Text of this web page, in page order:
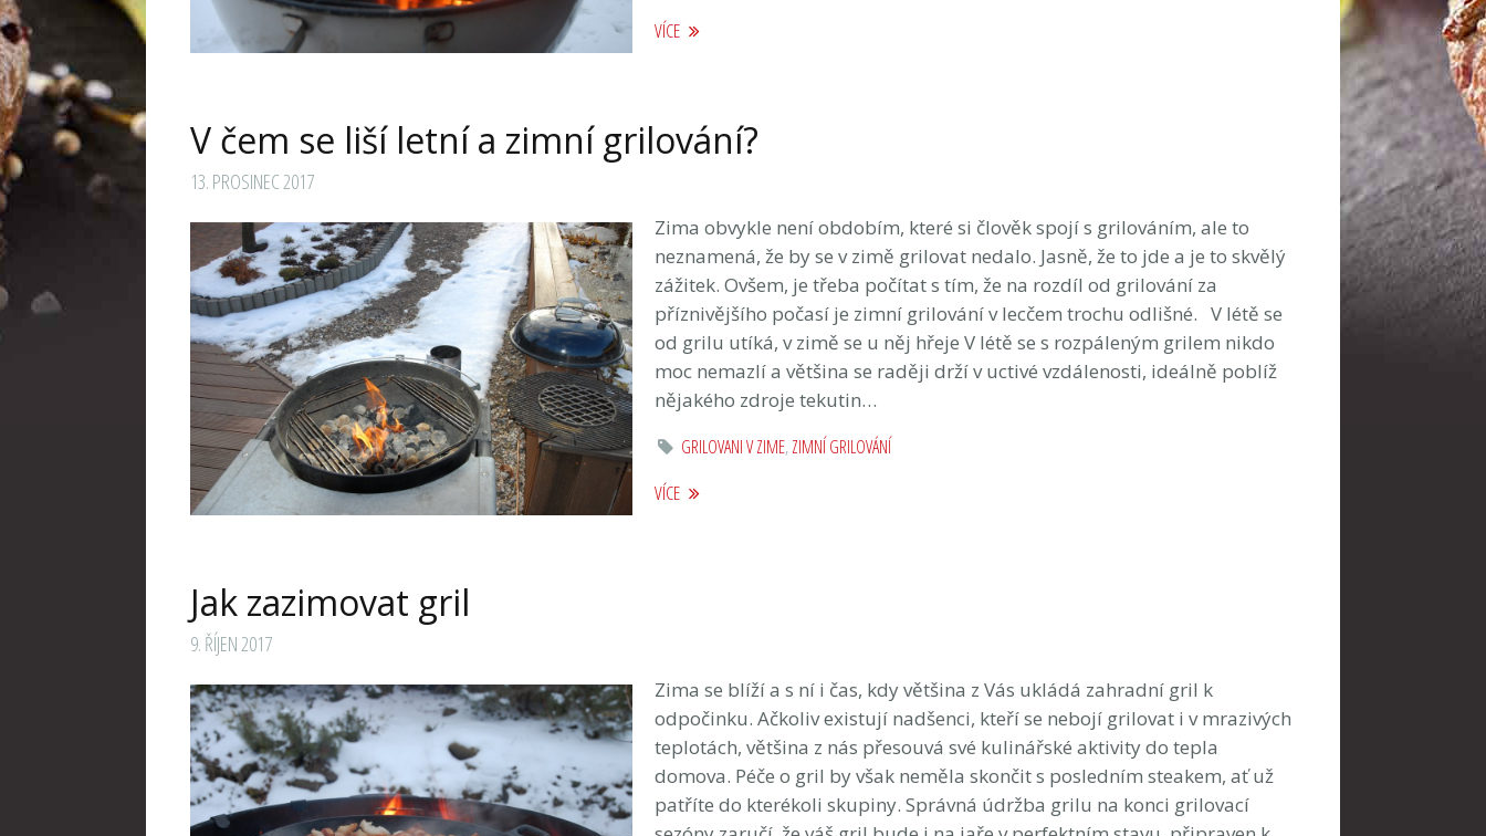
VÍCE
V čem se liší letní a zimní grilování?
13. PROSINEC 2017
Zima obvykle není obdobím, které si člověk spojí s grilováním, ale to
neznamená, že by se v zimě grilovat nedalo. Jasně, že to jde a je to skvělý
zážitek. Ovšem, je třeba počítat s tím, že na rozdíl od grilování za
příznivějšího počasí je zimní grilování v lecčem trochu odlišné. V létě se
od grilu utíká, v zimě se u něj hřeje V létě se s rozpáleným grilem nikdo
moc nemazlí a většina se raději drží v uctivé vzdálenosti, ideálně poblíž
nějakého zdroje tekutin…
GRILOVANI V ZIME,ZIMNÍ GRILOVÁNÍ
VÍCE
Jak zazimovat gril
9. ŘÍJEN 2017
Zima se blíží a s ní i čas, kdy většina z Vás ukládá zahradní gril k
odpočinku. Ačkoliv existují nadšenci, kteří se nebojí grilovat i v mrazivých
teplotách, většina z nás přesouvá své kulinářské aktivity do tepla
domova. Péče o gril by však neměla skončit s posledním steakem, ať už
patříte do kterékoli skupiny. Správná údržba grilu na konci grilovací